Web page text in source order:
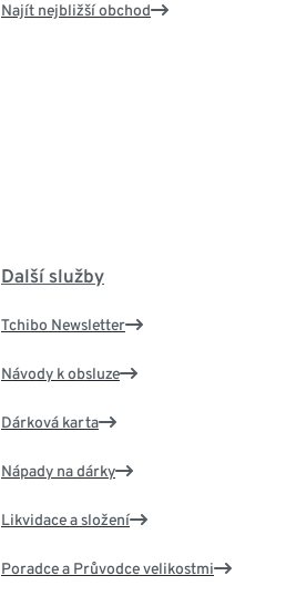
Najít nejbližší obchod
Další služby
Tchibo Newsletter
Návody k obsluze
Dárková karta
Nápady na dárky
Likvidace a složení
Poradce a Průvodce velikostmi